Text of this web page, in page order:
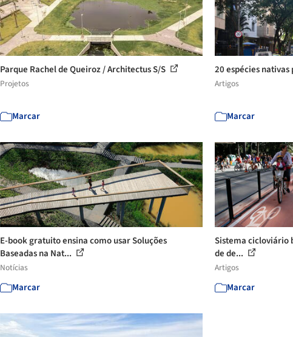
Parque Rachel de Queiroz / Architectus S/S
Projetos
Marcar
20 espécies
Artigos
Marcar
E-book gratuito ensina como usar Soluções
Baseadas na Nat...
Notícias
Marcar
Sistema cicloviário
de de...
Artigos
Marcar